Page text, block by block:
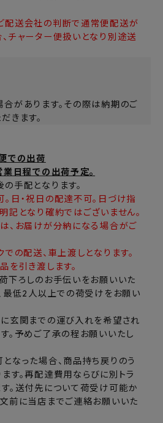
送会社の判断で通常便配送が
チャーター便扱いとなり別途送
があります。その際は納期のご
きます。
での出荷
日程での出荷予定。
手配となります。
日・祝日の配達不可。日づけ指
記となり確約ではございません。
、お届けが分納になる場合がご
の配送、車上渡しとなります。
を引き渡します。
下ろしのお手伝いをお願いいた
最低2人以上での荷受けをお願い
玄関までの運び入れを希望され
。予めご了承の程お願いいたし
なった場合、商品持ち戻りのう
す。再配達費用ならびに別トラ
。送付先について荷受け可能か
前に当店までご連絡お願いいた